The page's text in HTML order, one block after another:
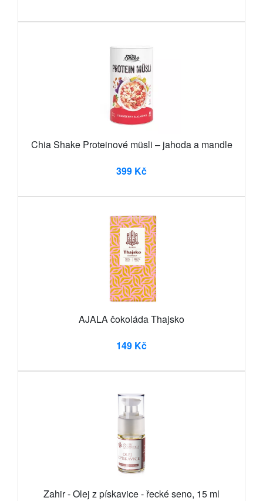
Chia Shake Proteinové müsli – jahoda a mandle
399 Kč
AJALA čokoláda Thajsko
149 Kč
Zahir - Olej z pískavice - řecké seno, 15 ml